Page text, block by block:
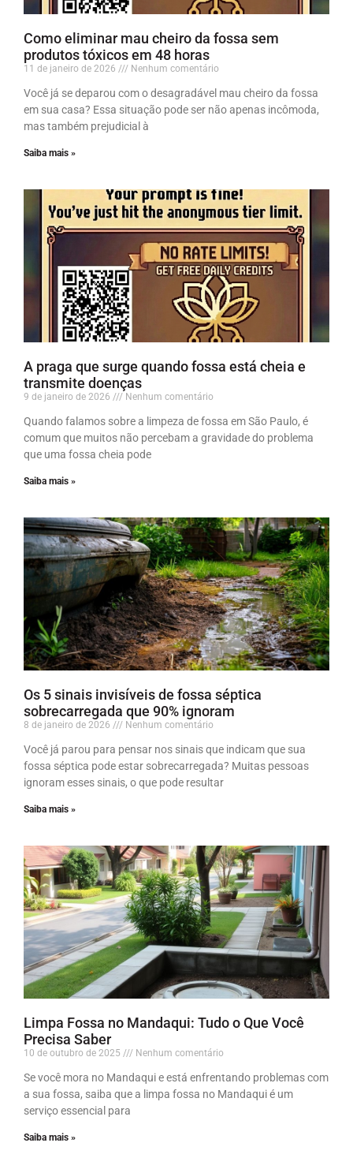
Como eliminar mau cheiro da fossa sem
produtos tóxicos em 48 horas
11 de janeiro de 2026 Nenhum comentário
Você já se deparou com o desagradável mau cheiro da fossa
em sua casa? Essa situação pode ser não apenas incômoda,
mas também prejudicial à
Saiba mais »
A praga que surge quando fossa está cheia e
transmite doenças
9 de janeiro de 2026 Nenhum comentário
Quando falamos sobre a limpeza de fossa em São Paulo, é
comum que muitos não percebam a gravidade do problema
que uma fossa cheia pode
Saiba mais »
Os 5 sinais invisíveis de fossa séptica
sobrecarregada que 90% ignoram
8 de janeiro de 2026 Nenhum comentário
Você já parou para pensar nos sinais que indicam que sua
fossa séptica pode estar sobrecarregada? Muitas pessoas
ignoram esses sinais, o que pode resultar
Saiba mais »
Limpa Fossa no Mandaqui: Tudo o Que Você
Precisa Saber
10 de outubro de 2025 Nenhum comentário
Se você mora no Mandaqui e está enfrentando problemas com
a sua fossa, saiba que a limpa fossa no Mandaqui é um
serviço essencial para
Saiba mais »